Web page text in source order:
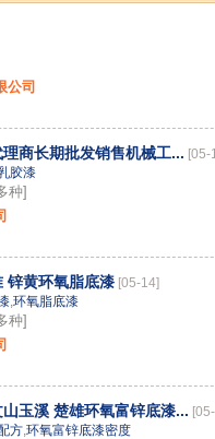
公司
商长期批发销售机械工... [05-
胶漆
种]
锌黄环氧脂底漆 [05-14]
,环氧脂底漆
种]
玉溪 楚雄环氧富锌底漆...
方,环氧富锌底漆密度